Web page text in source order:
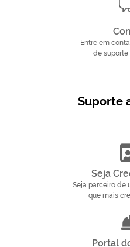
Entre em
de suporte
Suporte
Seja
Seja parceiro de
que mais
Portal